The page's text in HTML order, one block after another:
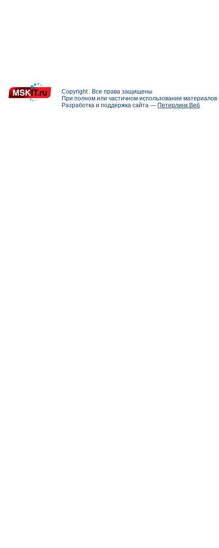
Copyright . Все права защищены
При полном или частичном использовании
Разработка и поддержка сайта — Петерлинк Веб